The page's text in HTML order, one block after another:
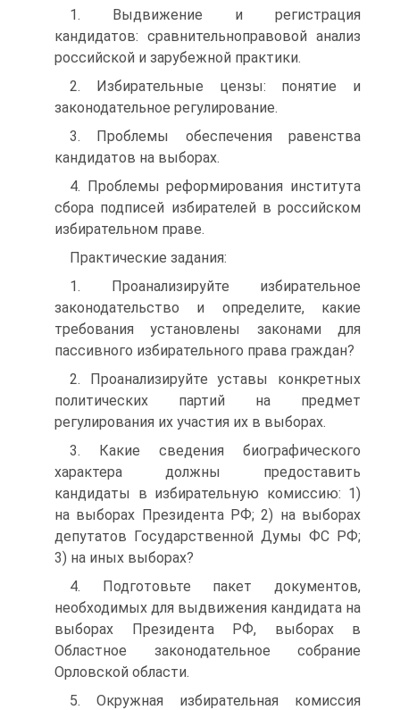
1. Выдвижение и регистрация
кандидатов: сравнительноправовой анализ
российской и зарубежной практики.
2. Избирательные цензы: понятие и
законодательное регулирование.
3. Проблемы обеспечения равенства
кандидатов на выборах.
4. Проблемы реформирования института
сбора подписей избирателей в российском
избирательном праве.
Практические задания:
1. Проанализируйте избирательное
законодательство и определите, какие
требования установлены законами для
пассивного избирательного права граждан?
2. Проанализируйте уставы конкретных
политических партий на предмет
регулирования их участия их в выборах.
3. Какие сведения биографического
характера должны предоставить
кандидаты в избирательную комиссию: 1)
на выборах Президента РФ; 2) на выборах
депутатов Государственной Думы ФС РФ;
3) на иных выборах?
4. Подготовьте пакет документов,
необходимых для выдвижения кандидата на
выборах Президента РФ, выборах в
Областное законодательное собрание
Орловской области.
5. Окружная избирательная комиссия